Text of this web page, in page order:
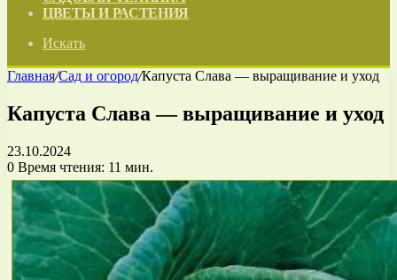
ЦВЕТЫ И РАСТЕНИЯ
Искать
Главная/Сад и огород/Капуста Слава — выращивание и уход
Капуста Слава — выращивание и уход
23.10.2024
0 Время чтения: 11 мин.